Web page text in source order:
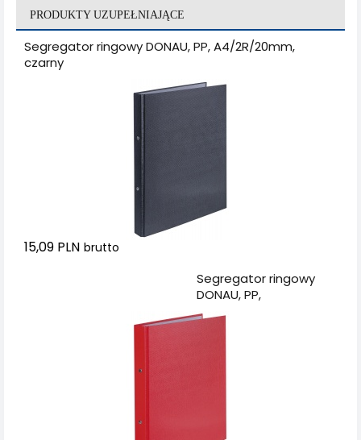
PRODUKTY UZUPEŁNIAJĄCE
Segregator ringowy DONAU, PP, A4/2R/20mm,
czarny
15,09 PLN brutto
Segregator ringowy
DONAU, PP,
A4/2R/20mm,